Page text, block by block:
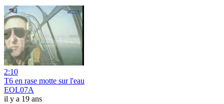
2:10
T6 en rase motte sur l'eau
EOL07A
il y a 19 ans